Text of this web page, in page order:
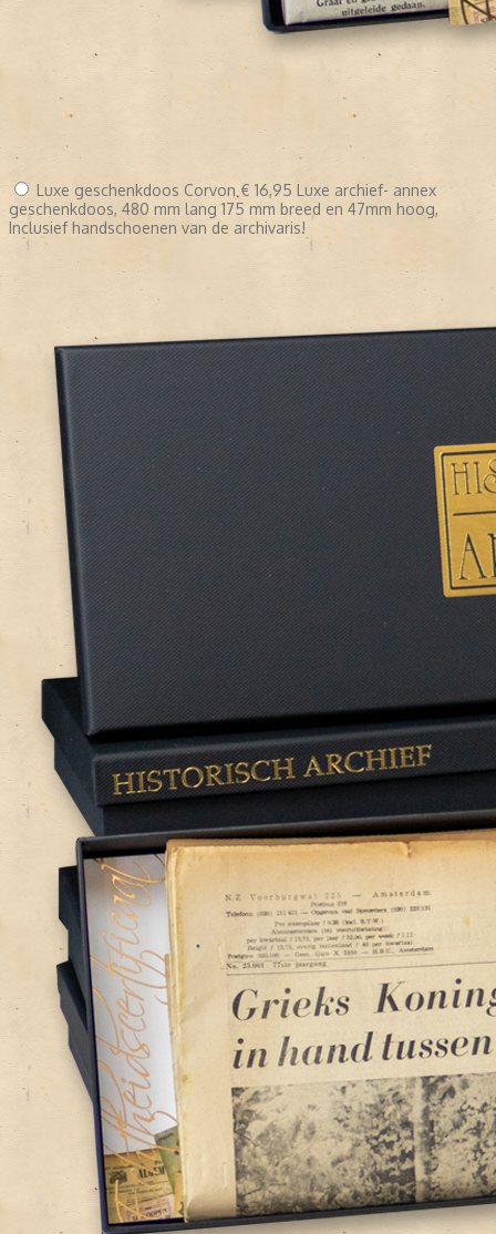
Luxe geschenkdoos Corvon € 16,95 Luxe archief- annex
geschenkdoos, 480 mm lang 175 mm breed en 47mm hoog,
Inclusief handschoenen van de archivaris!